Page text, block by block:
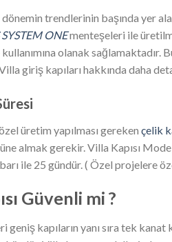
trendlerinin başında yer
ONEmenteşeleri ile
olanak
giriş kapıları hakkında daha
üretim yapılması gereken çelik
almak gerekir. Villa Kapısı
ile 25 gündür. ( Özel projelere
Güvenli mi ?
geniş kapıların yanı sıra tek